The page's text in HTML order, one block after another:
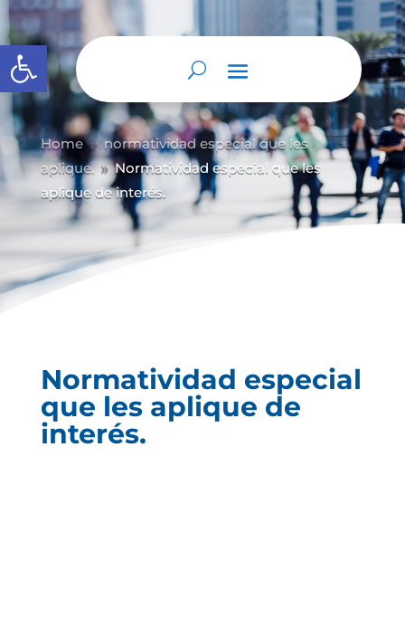
Abrir barra de herramientas
Home 9 normatividad especial que les
aplique. 9 Normatividad especial que les
aplique de interés.
Normatividad especial
que les aplique de
interés.